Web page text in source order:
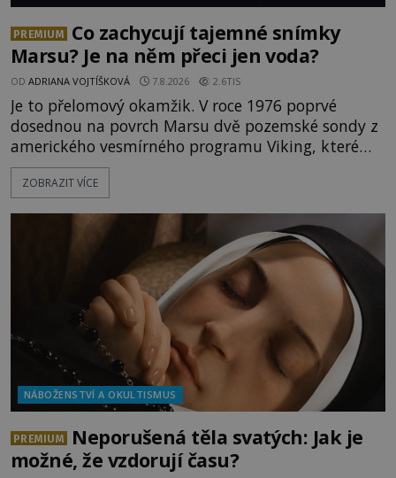
PREMIUM
Co zachycují tajemné snímky
Marsu? Je na něm přeci jen voda?
OD ADRIANA VOJTÍŠKOVÁ 7.8.2026 2.6TIS
Je to přelomový okamžik. V roce 1976 poprvé
dosednou na povrch Marsu dvě pozemské sondy z
amerického vesmírného programu Viking, které
jsou schopny pořídit fotografie záhadami
opředené rudé planety. Viking 1 zde zaznamená
zvané Cydonie totiž zachytí podivný útvar
připomínající lidskou tvář. NASA (Národní úřad
ZOBRAZIT VÍCE
NÁBOŽENSTVÍ A OKULTISMUS
PREMIUM
Neporušená těla svatých: Jak je
možné, že vzdorují času?